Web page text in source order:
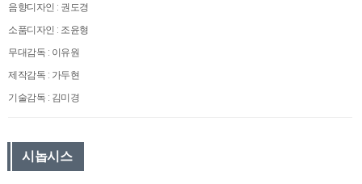
음향디자인 : 권도경
소품디자인 : 조윤형
무대감독 : 이유원
제작감독 : 가두현
기술감독 : 김미경
시놉시스